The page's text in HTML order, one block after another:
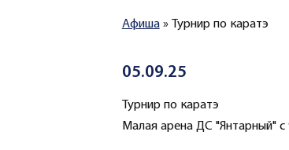
Вы здесь
Афиша» Турнир по каратэ
05.09.25
Турнир по каратэ
Малая арена ДС "Янтарный" с